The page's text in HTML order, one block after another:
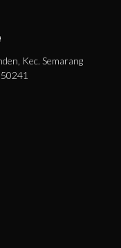
Kec. Semarang